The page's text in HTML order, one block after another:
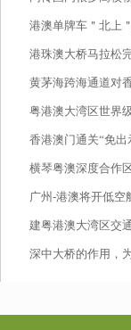
港澳单牌车＂北上
港珠澳大桥马拉松
黄茅海跨海通道对
粤港澳大湾区世界
香港澳门通关“免
横琴粤澳深度合作
广州-港澳将开低空
建粤港澳大湾区交
深中大桥的作用，